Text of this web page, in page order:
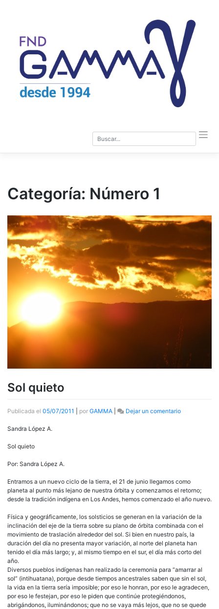
Categoría: Número 1
Sol quieto
Publicada el 05/07/2011 por GAMMA Dejar un comentarioen
Sandra López A.
Sol quieto
Por: Sandra López A.
Entramos a un nuevo ciclo de la tierra, el 21 de junio llegamos como
planeta al punto más lejano de nuestra órbita y comenzamos el retorno;
desde la tradición indígena en Los Andes, hemos comenzado el año nuevo.
Física y geográficamente, los solsticios se generan en la variación de la
inclinación del eje de la tierra sobre su plano de órbita combinada con el
movimiento de traslación alrededor del sol. Si bien en nuestro país, la
duración del día no presenta mayor variación, al norte del planeta han
tenido el día más largo; y, al mismo tiempo en el sur, el día más corto del
año.
Diversos pueblos indígenas han realizado la ceremonia para “amarrar al
sol” (intihuatana), porque desde tiempos ancestrales saben que sin el sol,
la vida en la tierra sería imposible; por eso le honran, por eso le agradecen,
por eso le festejan, por eso le piden que continúe protegiéndonos,
abrigándonos, iluminándonos; que no se vaya más lejos, que no se quede